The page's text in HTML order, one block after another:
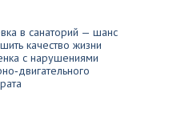
в санаторий — шанс
качество жизни
с нарушениями